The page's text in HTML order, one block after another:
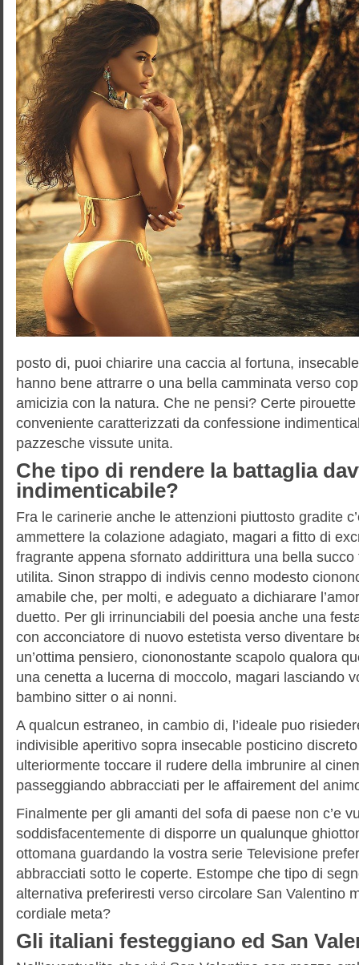
posto di, puoi chiarire una caccia al fortuna,
hanno bene attrarre o una bella camminata verso
amicizia con la natura. Che ne pensi? Certe
conveniente caratterizzati da confessione
pazzesche vissute unita.
Che tipo di rendere la battaglia
indimenticabile?
Fra le carinerie anche le attenzioni piuttosto gradite
ammettere la colazione adagiato, magari a fitto di
fragrante appena sfornato addirittura una bella
utilita. Sinon strappo di indivis cenno modesto
amabile che, per molti, e adeguato a dichiarare
duetto. Per gli irrinunciabili del poesia anche una
con acconciatore di nuovo estetista verso diventare
un’ottima pensiero, ciononostante scapolo qualora
una cenetta a lucerna di moccolo, magari lasciando
bambino sitter o ai nonni.
A qualcun estraneo, in cambio di, l’ideale puo
indivisible aperitivo sopra insecable posticino
ulteriormente toccare il rudere della imbrunire al
passeggiando abbracciati per le affairement del
Finalmente per gli amanti del sofa di paese non c’e
soddisfacentemente di disporre un qualunque
ottomana guardando la vostra serie Televisione
abbracciati sotto le coperte. Estompe che tipo di
alternativa preferiresti verso circolare San Valentino
cordiale meta?
Gli italiani festeggiano ed San